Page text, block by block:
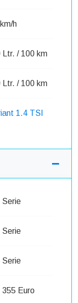
h
Ltr. / 100 km
Ltr. / 100 km
1.4 TSI
Serie
Serie
Serie
355 Euro